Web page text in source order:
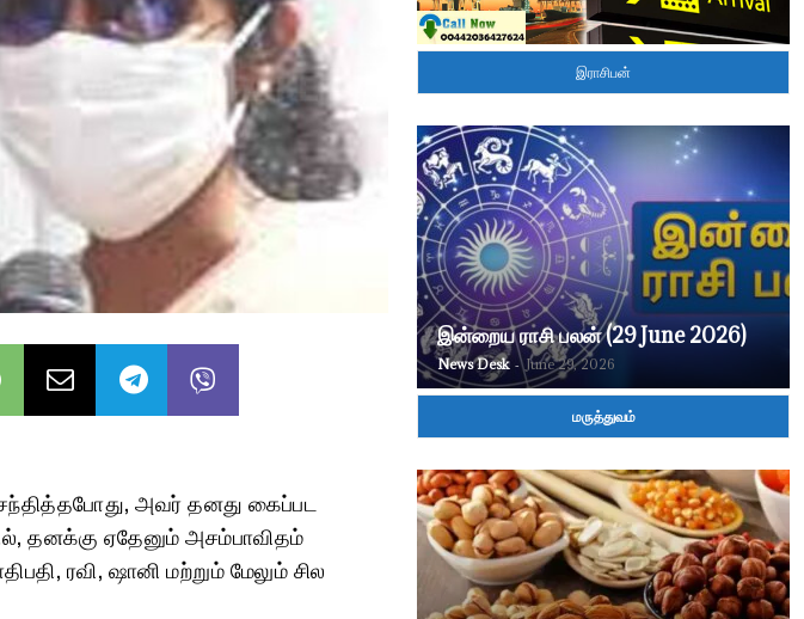
அவர் தனது கைப்பட
தனக்கு ஏதேனும் அசம்பாவிதம்
ரவி, ஷானி மற்றும் மேலும் சில
இராசிபன்
இன்றைய ராசி பலன் (29 June 2026)
News Desk - June 29, 2026
மருத்துவம்